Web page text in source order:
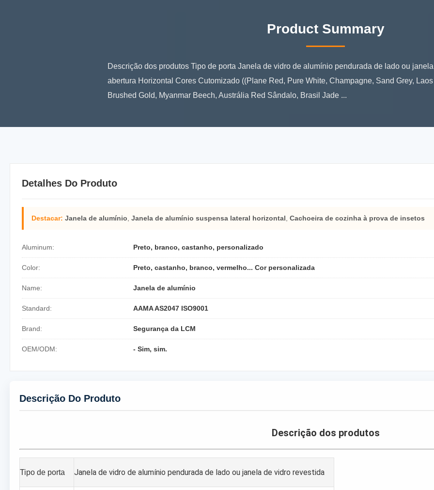
Product Summary
Descrição dos produtos Tipo de porta Janela de vidro de alumínio pendurada de lado ou
abertura Horizontal Cores Cutomizado ((Plane Red, Pure White, Champagne, Sand Grey,
Brushed Gold, Myanmar Beech, Austrália Red Sândalo, Brasil Jade ...
Detalhes Do Produto
Destacar: Janela de alumínio Janela de alumínio suspensa lateral horizontal Cachoeira de cozinha à prova de insetos
Aluminum: Preto, branco, castanho, personalizado
Color: Preto, castanho, branco, vermelho... Cor personalizada
Name: Janela de alumínio
Standard: AAMA AS2047 ISO9001
Brand: Segurança da LCM
OEM/ODM: - Sim, sim.
Descrição Do Produto
Descrição dos produtos
Tipo de porta Janela de vidro de alumínio pendurada de lado ou janela de vidro revestida